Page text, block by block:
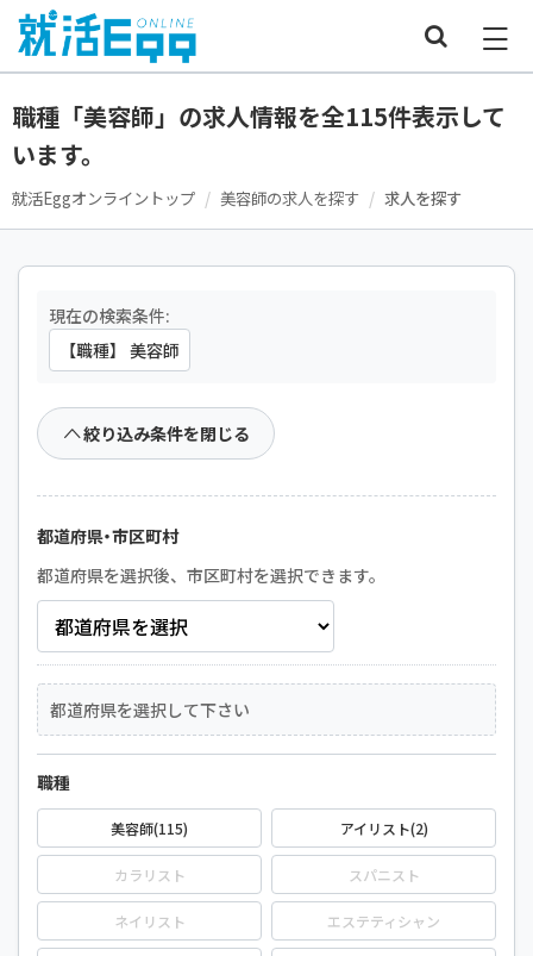
職種「美容師」の求人情報を全115件表示して
います。
就活Eggオンライントップ 美容師の求人を探す 求人を探す
現在の検索条件:
【職種】 美容師
絞り込み条件を閉じる
都道府県・市区町村
都道府県を選択後、市区町村を選択できます。
都道府県を選択して下さい
職種
美容師(115) アイリスト(2)
カラリスト スパニスト
ネイリスト エステティシャン